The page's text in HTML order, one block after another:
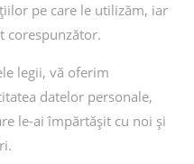
pe care le utilizăm, iar
corespunzător.
legii, vă oferim
datelor personale,
le-ai împărtășit cu noi și